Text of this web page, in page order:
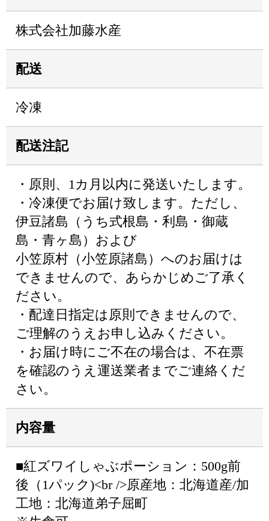
株式会社加藤水産
配送
冷凍
配送注記
・原則、1カ月以内に発送いたします。
・冷凍便でお届け致します。ただし、
伊豆諸島（うち式根島・利島・御蔵
島・青ヶ島）および
小笠原村（小笠原諸島）へのお届けは
できませんので、あらかじめご了承く
ださい。
・配達日指定は原則できませんので、
ご理解のうえお申し込みください。
・お届け時にご不在の場合は、不在票
を確認のうえ運送業者までご連絡くだ
さい。
内容量
■紅ズワイしゃぶポーション：500g前
後（1パック)<br />原産地：北海道産/加
工地：北海道弟子屈町